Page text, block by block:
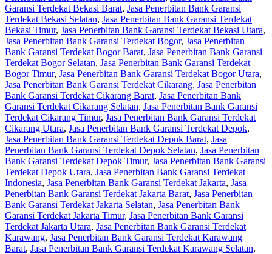
Garansi Terdekat Bekasi Barat, Jasa Penerbitan Bank Garansi
Terdekat Bekasi Selatan, Jasa Penerbitan Bank Garansi Terdekat
Bekasi Timur, Jasa Penerbitan Bank Garansi Terdekat Bekasi Utara,
Jasa Penerbitan Bank Garansi Terdekat Bogor, Jasa Penerbitan
Bank Garansi Terdekat Bogor Barat, Jasa Penerbitan Bank Garansi
Terdekat Bogor Selatan, Jasa Penerbitan Bank Garansi Terdekat
Bogor Timur, Jasa Penerbitan Bank Garansi Terdekat Bogor Utara,
Jasa Penerbitan Bank Garansi Terdekat Cikarang, Jasa Penerbitan
Bank Garansi Terdekat Cikarang Barat, Jasa Penerbitan Bank
Garansi Terdekat Cikarang Selatan, Jasa Penerbitan Bank Garansi
Terdekat Cikarang Timur, Jasa Penerbitan Bank Garansi Terdekat
Cikarang Utara, Jasa Penerbitan Bank Garansi Terdekat Depok,
Jasa Penerbitan Bank Garansi Terdekat Depok Barat, Jasa
Penerbitan Bank Garansi Terdekat Depok Selatan, Jasa Penerbitan
Bank Garansi Terdekat Depok Timur, Jasa Penerbitan Bank Garansi
Terdekat Depok Utara, Jasa Penerbitan Bank Garansi Terdekat
Indonesia, Jasa Penerbitan Bank Garansi Terdekat Jakarta, Jasa
Penerbitan Bank Garansi Terdekat Jakarta Barat, Jasa Penerbitan
Bank Garansi Terdekat Jakarta Selatan, Jasa Penerbitan Bank
Garansi Terdekat Jakarta Timur, Jasa Penerbitan Bank Garansi
Terdekat Jakarta Utara, Jasa Penerbitan Bank Garansi Terdekat
Karawang, Jasa Penerbitan Bank Garansi Terdekat Karawang
Barat, Jasa Penerbitan Bank Garansi Terdekat Karawang Selatan,